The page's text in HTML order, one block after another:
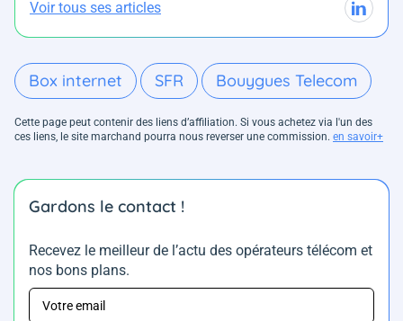
Voir tous ses articles
Box internet SFR Bouygues Telecom
Cette page peut contenir des liens d’affiliation. Si vous achetez via l'un des
ces liens, le site marchand pourra nous reverser une commission. en savoir+
Gardons le contact !
Recevez le meilleur de l’actu des opérateurs télécom et
nos bons plans.